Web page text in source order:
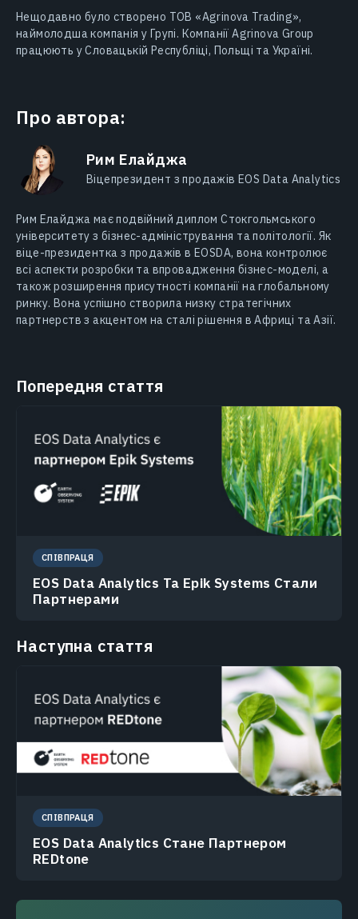
Нещодавно було створено ТОВ «Agrinova Trading»,
наймолодша компанія у Групі. Компанії Agrinova Group
працюють у Словацькій Республіці, Польщі та Україні.
Про автора:
Рим Елайджа
Віцепрезидент з продажів EOS Data Analytics
Рим Елайджa має подвійний диплом Стокгольмського
університету з бізнес-адміністрування та політології. Як
віце-президентка з продажів в EOSDA, вона контролює
всі аспекти розробки та впровадження бізнес-моделі, а
також розширення присутності компанії на глобальному
ринку. Вона успішно створила низку стратегічних
партнерств з акцентом на сталі рішення в Африці та Азії.
Попередня стаття
СПІВПРАЦЯ
EOS Data Analytics Та Epik Systems Стали
Партнерами
Наступна стаття
СПІВПРАЦЯ
EOS Data Analytics Стане Партнером
REDtone